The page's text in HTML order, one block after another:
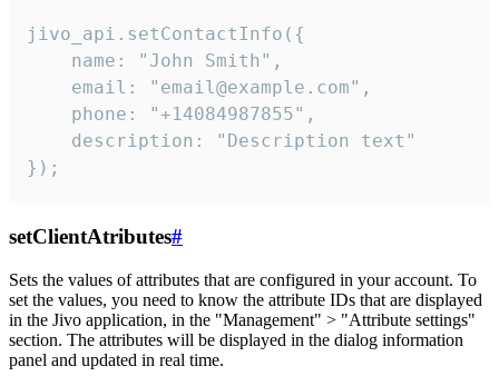
jivo_api.setContactInfo({
    name: "John Smith",
    email: "email@example.com",
    phone: "+14084987855",
    description: "Description text"
});
setClientAtributes#
Sets the values ​​of attributes that are configured in your account. To
set the values, you need to know the attribute IDs that are displayed
in the Jivo application, in the "Management" > "Attribute settings"
section. The attributes will be displayed in the dialog information
panel and updated in real time.